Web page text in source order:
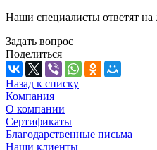
Наши специалисты ответят
Задать вопрос
Поделиться
Назад к списку
Компания
О компании
Сертификаты
Благодарственные письма
Наши клиенты